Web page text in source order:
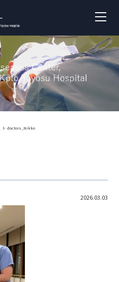
doctors_Nikko
2026.03.03